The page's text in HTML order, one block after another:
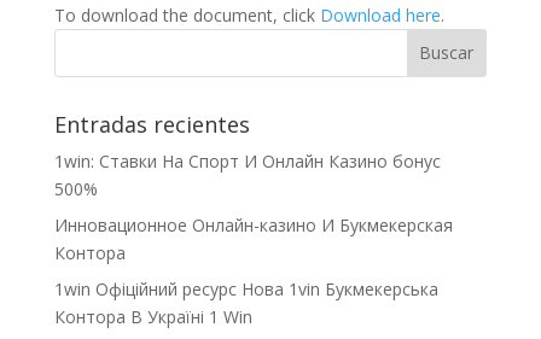
To download the document, click Download here.
Entradas recientes
1win: Ставки На Cпорт И Онлайн Казино бонус
500%
Инновационное Онлайн-казино И Букмекерская
Контора
1win Офіційний ресурс Нова 1vin Букмекерська
Контора В Україні 1 Win